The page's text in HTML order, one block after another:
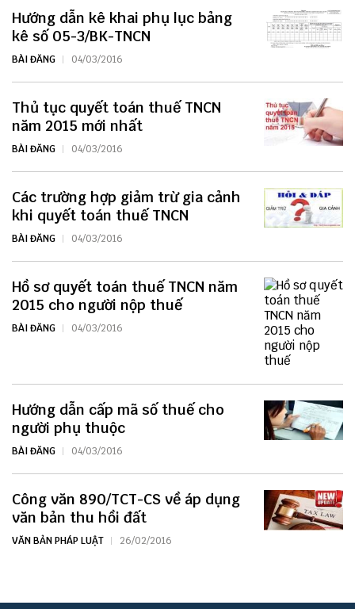
Hướng dẫn kê khai phụ lục bảng
kê số 05-3/BK-TNCN
BÀI ĐĂNG 04/03/2016
Thủ tục quyết toán thuế TNCN
năm 2015 mới nhất
BÀI ĐĂNG 04/03/2016
Các trường hợp giảm trừ gia cảnh
khi quyết toán thuế TNCN
BÀI ĐĂNG 04/03/2016
Hồ sơ quyết toán thuế TNCN năm
2015 cho người nộp thuế
BÀI ĐĂNG 04/03/2016
Hướng dẫn cấp mã số thuế cho
người phụ thuộc
BÀI ĐĂNG 04/03/2016
Công văn 890/TCT-CS về áp dụng
văn bản thu hồi đất
VĂN BẢN PHÁP LUẬT 26/02/2016